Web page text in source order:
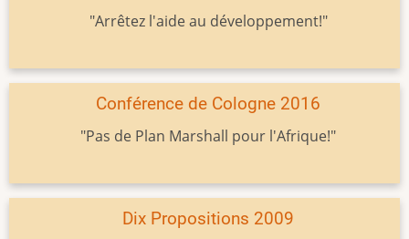
"Arrêtez l'aide au développement!"
Conférence de Cologne 2016
"Pas de Plan Marshall pour l'Afrique!"
Dix Propositions 2009